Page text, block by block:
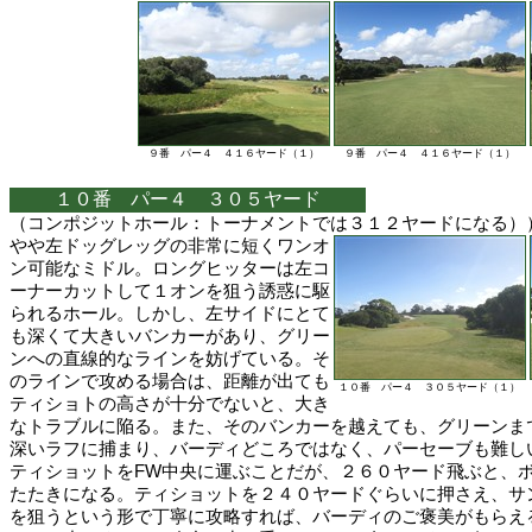
９番 パー４ ４１６ヤード（１）
９番 パー４ ４１６ヤード（１）
１０番 パー４ ３０５ヤード
（コンポジットホール：トーナメントでは３１２ヤードになる）
１０番 パー４ ３０５ヤード（１）
やや左ドッグレッグの非常に短くワンオ
ン可能なミドル。ロングヒッターは左コ
ーナーカットして１オンを狙う誘惑に駆
られるホール。しかし、左サイドにとて
も深くて大きいバンカーがあり、グリー
ンへの直線的なラインを妨げている。そ
のラインで攻める場合は、距離が出ても
ティショトの高さが十分でないと、大き
なトラブルに陥る。また、そのバンカーを越えても、グリーン
深いラフに捕まり、バーディどころではなく、パーセーブも難
ティショットをFW中央に運ぶことだが、２６０ヤード飛ぶと、
たたきになる。ティショットを２４０ヤードぐらいに押さえ、
を狙うという形で丁寧に攻略すれば、バーディのご褒美がもら